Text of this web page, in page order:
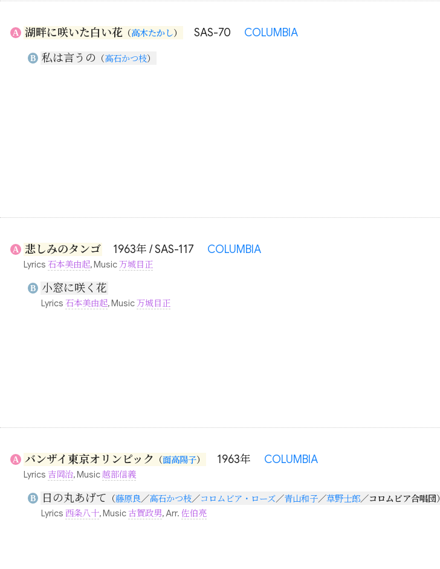
A 湖畔に咲いた白い花（高木たかし） SAS-70 COLUMBIA
B 私は言うの （高石かつ枝）
A 悲しみのタンゴ 1963年 / SAS-117 COLUMBIA
Lyrics 石本美由起, Music万城目正
B 小窓に咲く花
Lyrics 石本美由起, Music万城目正
A バンザイ東京オリンピック （面高陽子） 1963年 COLUMBIA
Lyrics 吉岡治, Music越部信義
B 日の丸あげて （藤原良／高石かつ枝／コロムビア・ローズ／青山和子／草野士郎／コロムビア合唱団）
Lyrics 西条八十, Music古賀政男, Arr. 佐伯亮